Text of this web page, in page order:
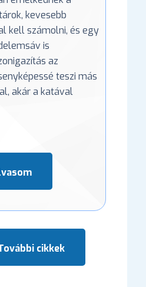
kevesebb
kell számolni, és egy
is
az
teszi más
akár a katával
cikkek